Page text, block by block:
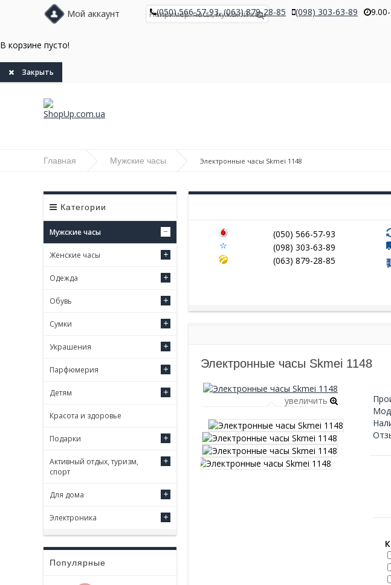
Мой аккаунт (050) 566-57-93, (063) 879-28-85 (098) 303-63-89
В корзине пусто!
Закрыть
Главная Мужские часы Электронные часы Skmei 1148
Категории
Мужские часы
Женские часы
Одежда
Обувь
Сумки
Украшения
Парфюмерия
Детям
Красота и здоровье
Подарки
Активный отдых, туризм,
спорт
Для дома
Электроника
Популярные
(050) 566-57-93
(098) 303-63-89
(063) 879-28-85
Электронные часы Skmei 1148
увеличить